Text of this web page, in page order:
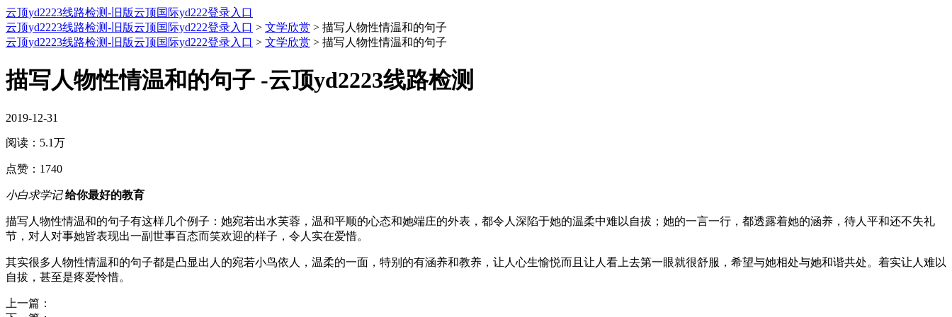
云顶yd2223线路检测-旧版云顶国际yd222登录入口
云顶yd2223线路检测-旧版云顶国际yd222登录入口 > 文学欣赏 > 描写人物性情温和的句子
云顶yd2223线路检测-旧版云顶国际yd222登录入口 > 文学欣赏 > 描写人物性情温和的句子
描写人物性情温和的句子 -云顶yd2223线路检测
2019-12-31
阅读： 5.1万
点赞： 1740
小白求学记 给你最好的教育
描写人物性情温和的句子有这样几个例子：她宛若出水芙蓉，温和平顺的心态和她端庄的外表，都令人深陷于她的温柔中难以自拔；她的一言一行，都透露着她的涵养，待人平和还不失礼
节，对人对事她皆表现出一副世事百态而笑欢迎的样子，令人实在爱惜。
其实很多人物性情温和的句子都是凸显出人的宛若小鸟依人，温柔的一面，特别的有涵养和教养，让人心生愉悦而且让人看上去第一眼就很舒服，希望与她相处与她和谐共处。着实让人难以
自拔，甚至是疼爱怜惜。
上一篇：